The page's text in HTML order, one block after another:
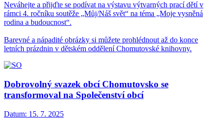
Neváhejte a přijďte se podívat na výstavu výtvarných prací dětí v
rámci 4. ročníku soutěže „Můj/Náš svět“ na téma „Moje vysněná
rodina a budoucnost“.
Barevné a nápadité obrázky si můžete prohlédnout až do konce
letních prázdnin v dětském oddělení Chomutovské knihovny.
Dobrovolný svazek obcí Chomutovsko se
transformoval na Společenství obcí
Datum: 15. 7. 2025